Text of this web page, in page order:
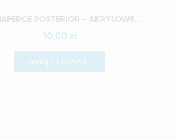
Szybki podgląd YM. NAPERCE POSTERIOR - AKRYLOWE ZĘBY SZTUCZNE - B2-M34D
10,00 zł
Dodaj do koszyka